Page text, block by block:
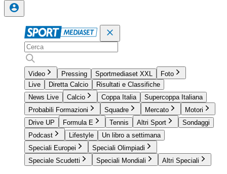
Video Pressing Sportmediaset XXL
Foto
Live
Diretta Calcio
Risultati e Classifiche
News Live
Calcio Coppa Italia
Supercoppa Italiana
Probabili Formazioni
Squadre Mercato
Motori
Drive UP
Formula E Tennis Altri Sport
Sondaggi
Podcast
Lifestyle
Un libro a settimana
Speciali Europei
Speciali Olimpiadi
Speciale Scudetti
Speciali Mondiali Altri Speciali